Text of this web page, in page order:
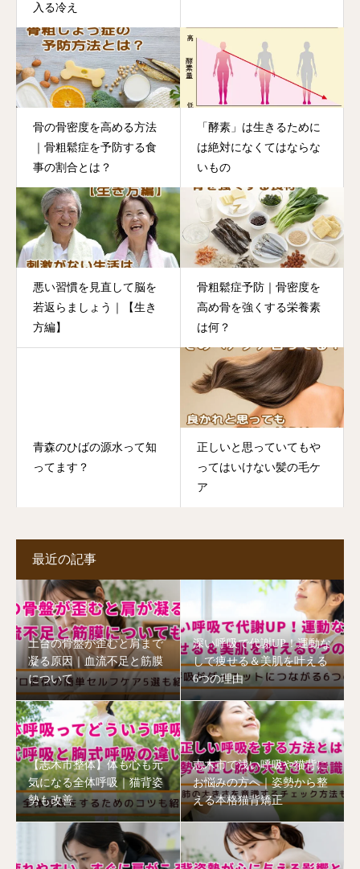
入る冷え
骨の骨密度を高める方法
｜骨粗鬆症を予防する食
事の割合とは？
「酵素」は生きるために
は絶対になくてはならな
いもの
悪い習慣を見直して脳を
若返らましょう｜【生き
方編】
骨粗鬆症予防｜骨密度を
高め骨を強くする栄養素
は何？
青森のひばの源水って知
ってます？
正しいと思っていてもや
ってはいけない髪の毛ケ
ア
最近の記事
土台の骨盤が歪むと肩まで
凝る原因｜血流不足と筋膜
について
深い呼吸で代謝UP！運動な
しで痩せる＆美肌を叶える
6つの理由
【志木市整体】体も心も元
気になる全体呼吸｜猫背姿
勢も改善
志木市で浅い呼吸や猫背に
お悩みの方へ｜姿勢から整
える本格猫背矯正